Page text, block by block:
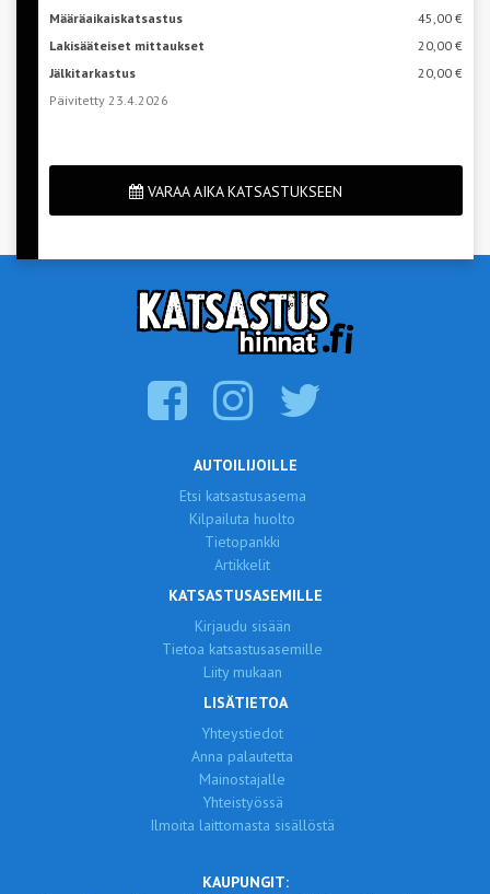
Määräaikaiskatsastus
45,00 €
Lakisääteiset mittaukset
20,00 €
Jälkitarkastus
20,00 €
Päivitetty 23.4.2026
VARAA AIKA KATSASTUKSEEN
AUTOILIJOILLE
Etsi katsastusasema
Kilpailuta huolto
Tietopankki
Artikkelit
KATSASTUSASEMILLE
Kirjaudu sisään
Tietoa katsastusasemille
Liity mukaan
LISÄTIETOA
Yhteystiedot
Anna palautetta
Mainostajalle
Yhteistyössä
Ilmoita laittomasta sisällöstä
KAUPUNGIT: